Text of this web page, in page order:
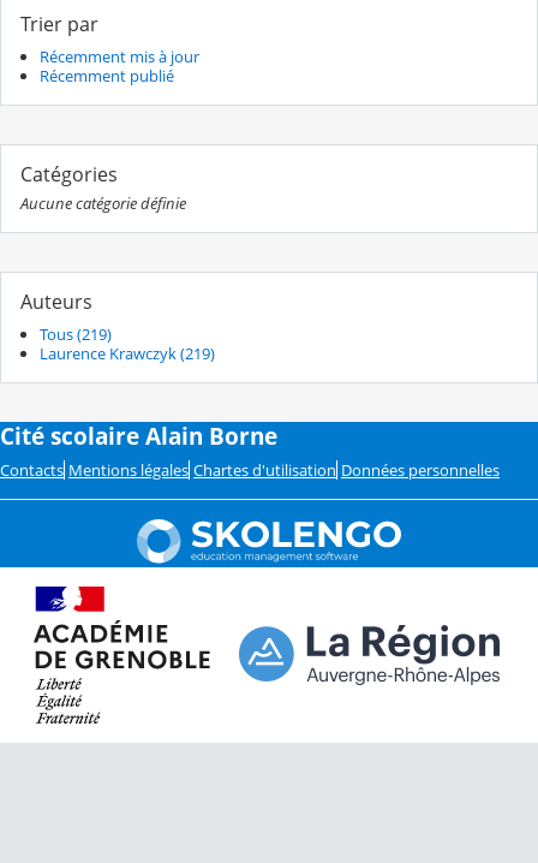
Trier par
Récemment mis à jour
Récemment publié
Catégories
Aucune catégorie définie
Auteurs
Tous (219)
Laurence Krawczyk (219)
Cité scolaire Alain Borne
Contacts Mentions légales Chartes d'utilisation Données personnelles